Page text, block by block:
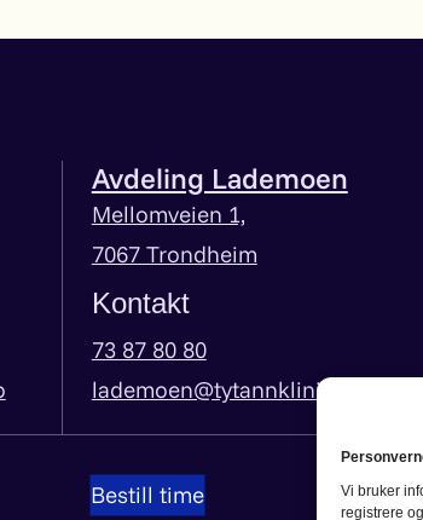
Vi bruker
registrere
Avdeling Lademoen
Mellomveien 1,
7067 Trondheim
Kontakt
73 87 80 80
lademoen@tytannklinikk.no
Bestill time